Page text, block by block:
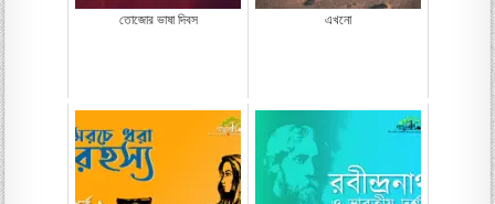
তোজোর ভাষা দিবস এখনো